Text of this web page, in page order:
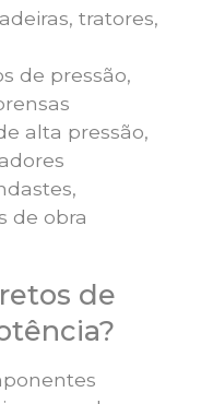
tratores,
de pressão,
alta pressão,
de obra
de